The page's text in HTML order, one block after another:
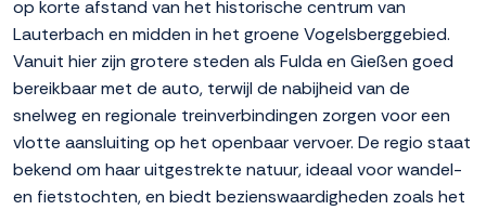
op korte afstand van het historische centrum van
Lauterbach en midden in het groene Vogelsberggebied.
Vanuit hier zijn grotere steden als Fulda en Gießen goed
bereikbaar met de auto, terwijl de nabijheid van de
snelweg en regionale treinverbindingen zorgen voor een
vlotte aansluiting op het openbaar vervoer. De regio staat
bekend om haar uitgestrekte natuur, ideaal voor wandel-
en fietstochten, en biedt bezienswaardigheden zoals het